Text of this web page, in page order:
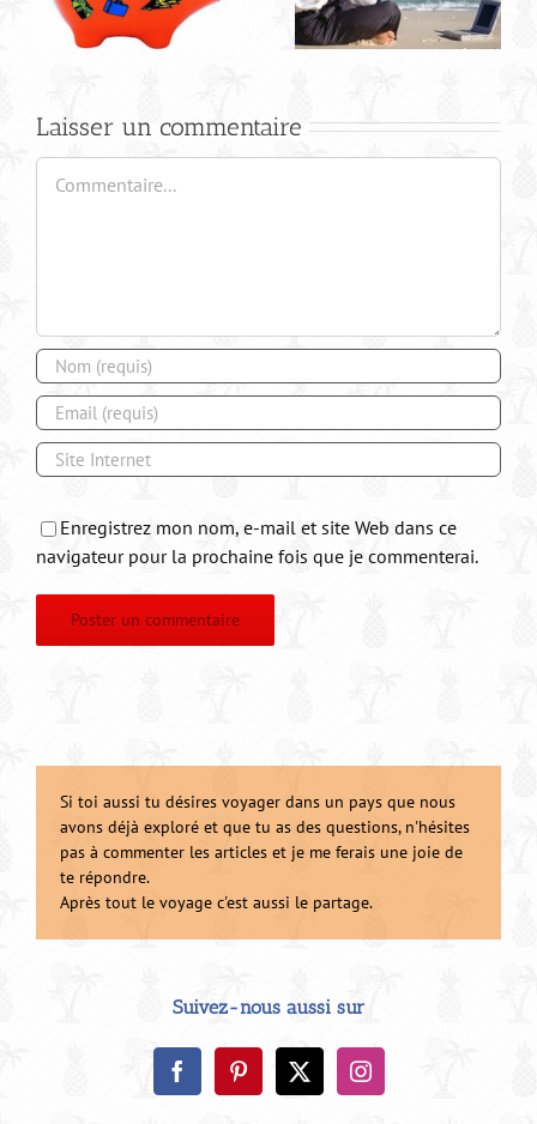
Amérique du sud
Laisser un commentaire
Commentaire
Enregistrez mon nom, e-mail et site Web dans ce
navigateur pour la prochaine fois que je commenterai.
Si toi aussi tu désires voyager dans un pays que nous
avons déjà exploré et que tu as des questions, n'hésites
pas à commenter les articles et je me ferais une joie de
te répondre.
Après tout le voyage c'est aussi le partage.
Suivez-nous aussi sur